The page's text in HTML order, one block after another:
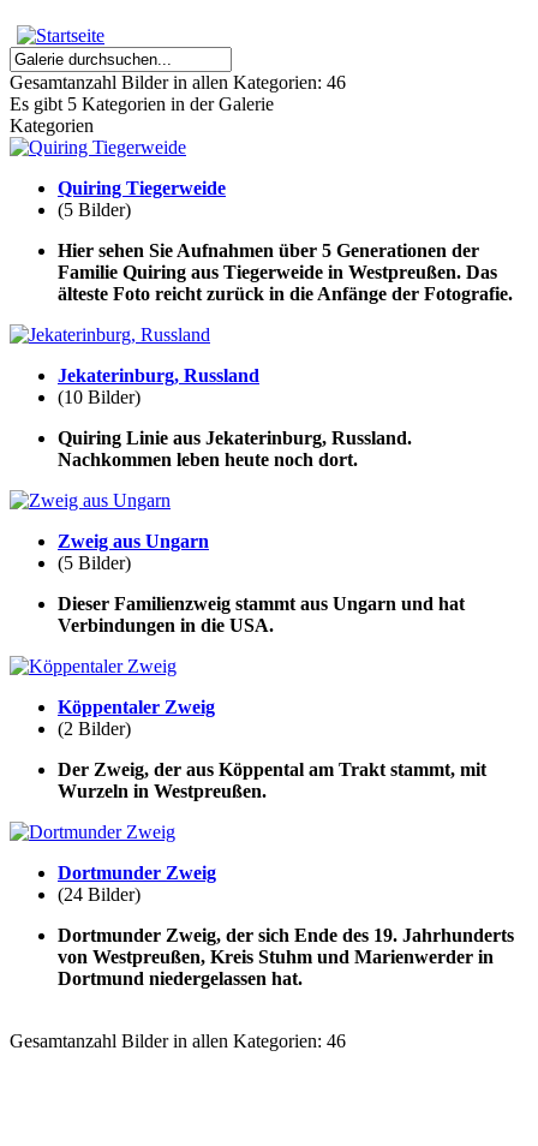
Gesamtanzahl Bilder in allen Kategorien: 46
Es gibt 5 Kategorien in der Galerie
Kategorien
Quiring Tiegerweide
(5 Bilder)
Hier sehen Sie Aufnahmen über 5 Generationen der
Familie Quiring aus Tiegerweide in Westpreußen. Das
älteste Foto reicht zurück in die Anfänge der Fotografie.
Jekaterinburg, Russland
(10 Bilder)
Quiring Linie aus Jekaterinburg, Russland.
Nachkommen leben heute noch dort.
Zweig aus Ungarn
(5 Bilder)
Dieser Familienzweig stammt aus Ungarn und hat
Verbindungen in die USA.
Köppentaler Zweig
(2 Bilder)
Der Zweig, der aus Köppental am Trakt stammt, mit
Wurzeln in Westpreußen.
Dortmunder Zweig
(24 Bilder)
Dortmunder Zweig, der sich Ende des 19. Jahrhunderts
von Westpreußen, Kreis Stuhm und Marienwerder in
Dortmund niedergelassen hat.
Gesamtanzahl Bilder in allen Kategorien: 46